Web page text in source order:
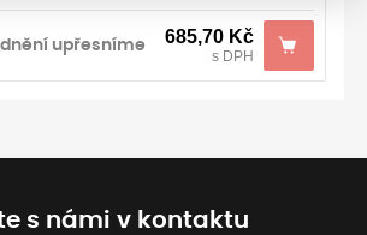
upřesníme 685,70 Kč
s DPH
s námi v kontaktu